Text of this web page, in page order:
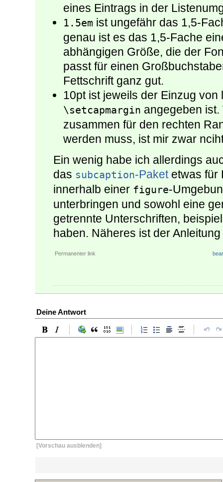
eines Eintrags in der
1.5em ist ungefähr das 1,5-
genau ist es das 1,5-Fache
abhängigen Größe, die der
passt für einen
Fettschrift ganz gut.
10pt ist jeweils der Einzug
\setcapmargin angegeben
zusammen für den rechten
werden muss, ist mir zwar
Ein wenig habe ich allerdings
das subcaption-Paketetwas für
innerhalb einer figure-
unterbringen und sowohl eine
getrennte Unterschriften,
haben. Näheres ist der
Permanenter link
Deine Antwort
[Vorschau ausblenden]